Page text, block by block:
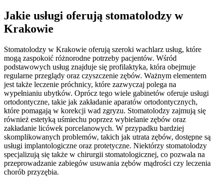
Jakie usługi oferują stomatolodzy w
Krakowie
Stomatolodzy w Krakowie oferują szeroki wachlarz usług, które
mogą zaspokoić różnorodne potrzeby pacjentów. Wśród
podstawowych usług znajduje się profilaktyka, która obejmuje
regularne przeglądy oraz czyszczenie zębów. Ważnym elementem
jest także leczenie próchnicy, które zazwyczaj polega na
wypełnianiu ubytków. Oprócz tego wiele gabinetów oferuje usługi
ortodontyczne, takie jak zakładanie aparatów ortodontycznych,
które pomagają w korekcji wad zgryzu. Stomatolodzy zajmują się
również estetyką uśmiechu poprzez wybielanie zębów oraz
zakładanie licówek porcelanowych. W przypadku bardziej
skomplikowanych problemów, takich jak utrata zębów, dostępne są
usługi implantologiczne oraz protetyczne. Niektórzy stomatolodzy
specjalizują się także w chirurgii stomatologicznej, co pozwala na
przeprowadzanie zabiegów usuwania zębów mądrości czy leczenia
chorób przyzębia.